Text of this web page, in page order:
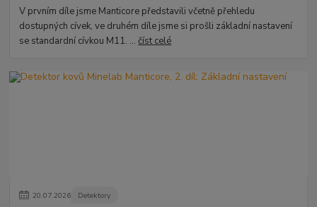
V prvním díle jsme Manticore představili včetně přehledu
dostupných cívek, ve druhém díle jsme si prošli základní nastavení
se standardní cívkou M11. ...číst celé
20.07.2026 Detektory